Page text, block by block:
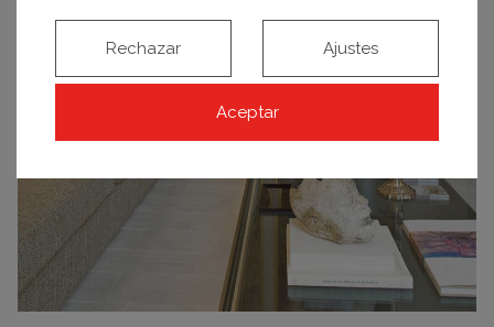
Aceptar
Rechazar Ajustes